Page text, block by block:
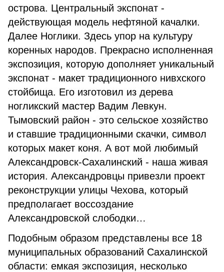
острова. Центральный экспонат -
действующая модель нефтяной качалки.
Далее Ноглики. Здесь упор на культуру
коренных народов. Прекрасно исполненная
экспозиция, которую дополняет уникальный
экспонат - макет традиционного нивхского
стойбища. Его изготовил из дерева
ногликский мастер Вадим Левкун.
Тымовский район - это сельское хозяйство
и ставшие традиционными скачки, символ
которых макет коня. А вот мой любимый
Александровск-Сахалинский - наша живая
история. Александровцы привезли проект
реконструкции улицы Чехова, который
предполагает воссоздание
Александровской слободки…
Подобным образом представлены все 18
муниципальных образований Сахалинской
области: емкая экспозиция, несколько